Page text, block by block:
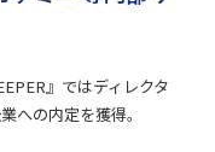
』ではディレクタ
への内定を獲得。